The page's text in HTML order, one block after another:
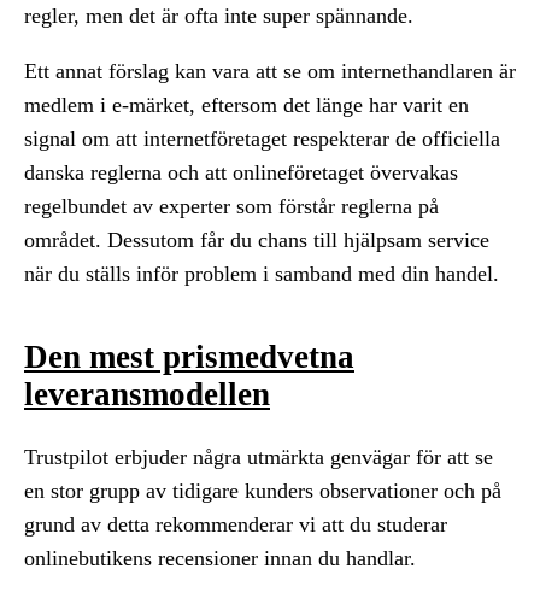
regler, men det är ofta inte super spännande.
Ett annat förslag kan vara att se om internethandlaren är
medlem i e-märket, eftersom det länge har varit en
signal om att internetföretaget respekterar de officiella
danska reglerna och att onlineföretaget övervakas
regelbundet av experter som förstår reglerna på
området. Dessutom får du chans till hjälpsam service
när du ställs inför problem i samband med din handel.
Den mest prismedvetna
leveransmodellen
Trustpilot erbjuder några utmärkta genvägar för att se
en stor grupp av tidigare kunders observationer och på
grund av detta rekommenderar vi att du studerar
onlinebutikens recensioner innan du handlar.